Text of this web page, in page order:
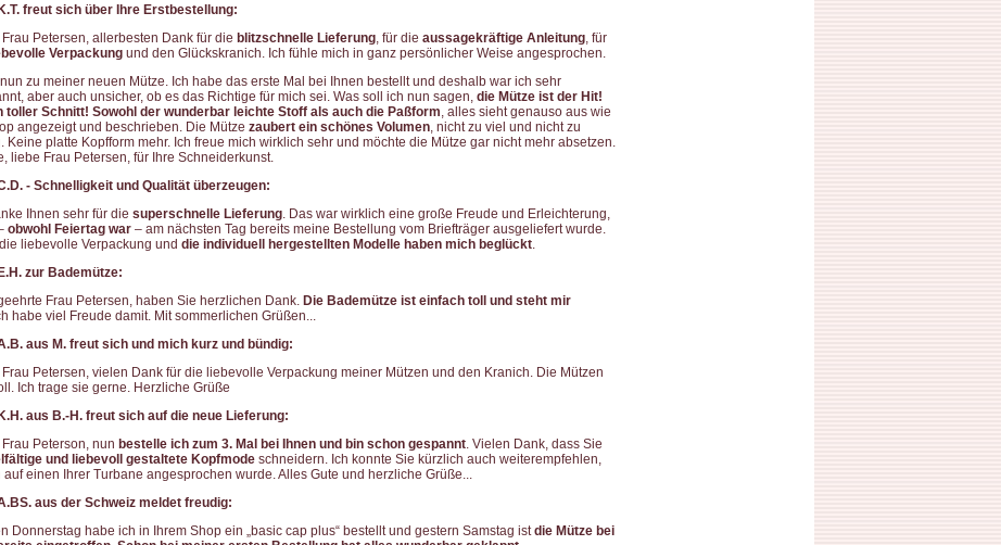
freut sich über Ihre Erstbestellung:
Petersen, allerbesten Dank für die blitzschnelle Lieferung , für die aussagekräftige Anleitung , für
Verpackung und den Glückskranich. Ich fühle mich in ganz persönlicher Weise angesprochen.
zu meiner neuen Mütze. Ich habe das erste Mal bei Ihnen bestellt und deshalb war ich sehr
aber auch unsicher, ob es das Richtige für mich sei. Was soll ich nun sagen, die Mütze ist der Hit!
toller Schnitt! Sowohl der wunderbar leichte Stoff als auch die Paßform , alles sieht genauso aus wie
angezeigt und beschrieben. Die Mütze zaubert ein schönes Volumen , nicht zu viel und nicht zu
Keine platte Kopfform mehr. Ich freue mich wirklich sehr und möchte die Mütze gar nicht mehr absetzen.
liebe Frau Petersen, für Ihre Schneiderkunst.
- Schnelligkeit und Qualität überzeugen:
Ihnen sehr für die superschnelle Lieferung . Das war wirklich eine große Freude und Erleichterung,
obwohl Feiertag war – am nächsten Tag bereits meine Bestellung vom Briefträger ausgeliefert wurde.
liebevolle Verpackung und die individuell hergestellten Modelle haben mich beglückt
zur Bademütze:
Frau Petersen, haben Sie herzlichen Dank. Die Bademütze ist einfach toll und steht mir
habe viel Freude damit. Mit sommerlichen Grüßen...
aus M. freut sich und mich kurz und bündig:
Petersen, vielen Dank für die liebevolle Verpackung meiner Mützen und den Kranich. Die Mützen
Ich trage sie gerne. Herzliche Grüße
aus B.-H. freut sich auf die neue Lieferung:
Peterson, nun bestelle ich zum 3. Mal bei Ihnen und bin schon gespannt . Vielen Dank, dass Sie
und liebevoll gestaltete Kopfmode schneidern. Ich konnte Sie kürzlich auch weiterempfehlen,
auf einen Ihrer Turbane angesprochen wurde. Alles Gute und herzliche Grüße...
aus der Schweiz meldet freudig:
Donnerstag habe ich in Ihrem Shop ein „basic cap plus“ bestellt und gestern Samstag ist die Mütze bei